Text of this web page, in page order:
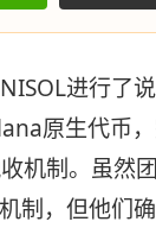
进行了
原生代币
机制。虽然
制，但他们